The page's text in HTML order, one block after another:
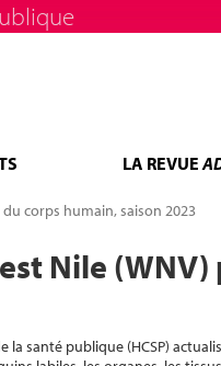
LA REVUE
corps humain, saison 2023
Nile
santé publique (HCSP)